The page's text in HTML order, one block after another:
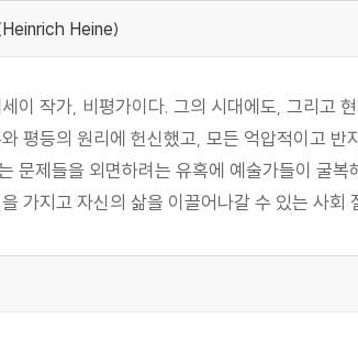
| 제13장 | 제14장 | 제15장 | 제16장 | 제17장
지평
Heine)
이 작가, 비평가이다. 그의 시대에도, 그리고
평등의 원리에 헌신했고, 모든 억압적이고
문제들을 외면하려는 유혹에 예술가들이 굴
가지고 자신의 삶을 이끌어나갈 수 있는 사회